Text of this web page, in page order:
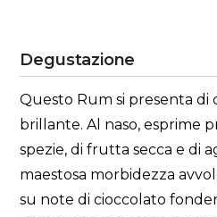
Degustazione
Questo Rum si presenta di
brillante. Al naso, esprime
spezie, di frutta secca e di
maestosa morbidezza
su note di cioccolato